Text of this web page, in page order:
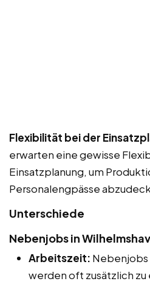
Flexibilität bei der
erwarten eine gewisse
Einsatzplanung, um
Personalengpässe
Unterschiede
Nebenjobs in
Arbeitszeit: Nebenjobs
werden oft zusätzlich zu